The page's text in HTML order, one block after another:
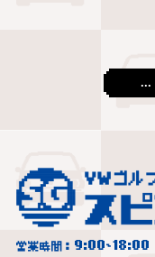
...
営業時間： 9:00~18:00